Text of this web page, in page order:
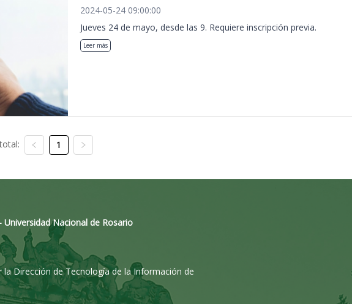
2024-05-24 09:00:00
Jueves 24 de mayo, desde las 9. Requiere inscripción previa.
Leer más
1
Universidad Nacional de Rosario
Dirección de Tecnología de la Información de